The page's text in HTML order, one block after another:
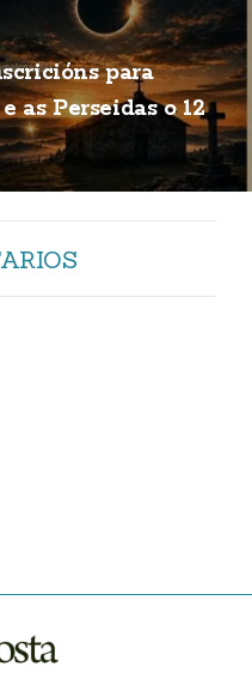
para
as Perseidas o 12